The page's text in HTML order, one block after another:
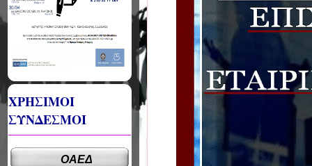
ΧΡΗΣΙΜΟΙ
ΣΥΝΔΕΣΜΟΙ
ΟΑΕΔ